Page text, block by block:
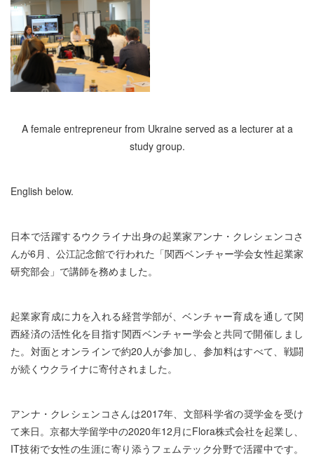
A female entrepreneur from Ukraine served as a lecturer at a
study group.
English below.
日本で活躍するウクライナ出身の起業家アンナ・クレシェンコさ
んが6月、公江記念館で行われた「関西ベンチャー学会女性起業家
研究部会」で講師を務めました。
起業家育成に力を入れる経営学部が、ベンチャー育成を通して関
西経済の活性化を目指す関西ベンチャー学会と共同で開催しまし
た。対面とオンラインで約20人が参加し、参加料はすべて、戦闘
が続くウクライナに寄付されました。
アンナ・クレシェンコさんは2017年、文部科学省の奨学金を受け
て来日。京都大学留学中の2020年12月にFlora株式会社を起業し、
IT技術で女性の生涯に寄り添うフェムテック分野で活躍中です。